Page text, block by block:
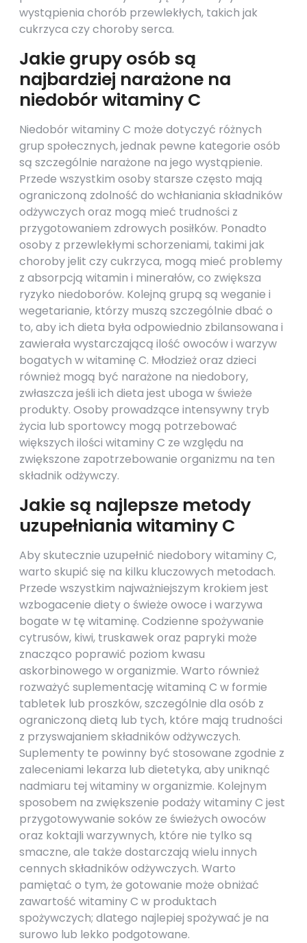
wystąpienia chorób przewlekłych, takich jak
cukrzyca czy choroby serca.
Jakie grupy osób są
najbardziej narażone na
niedobór witaminy C
Niedobór witaminy C może dotyczyć różnych
grup społecznych, jednak pewne kategorie osób
są szczególnie narażone na jego wystąpienie.
Przede wszystkim osoby starsze często mają
ograniczoną zdolność do wchłaniania składników
odżywczych oraz mogą mieć trudności z
przygotowaniem zdrowych posiłków. Ponadto
osoby z przewlekłymi schorzeniami, takimi jak
choroby jelit czy cukrzyca, mogą mieć problemy
z absorpcją witamin i minerałów, co zwiększa
ryzyko niedoborów. Kolejną grupą są weganie i
wegetarianie, którzy muszą szczególnie dbać o
to, aby ich dieta była odpowiednio zbilansowana i
zawierała wystarczającą ilość owoców i warzyw
bogatych w witaminę C. Młodzież oraz dzieci
również mogą być narażone na niedobory,
zwłaszcza jeśli ich dieta jest uboga w świeże
produkty. Osoby prowadzące intensywny tryb
życia lub sportowcy mogą potrzebować
większych ilości witaminy C ze względu na
zwiększone zapotrzebowanie organizmu na ten
składnik odżywczy.
Jakie są najlepsze metody
uzupełniania witaminy C
Aby skutecznie uzupełnić niedobory witaminy C,
warto skupić się na kilku kluczowych metodach.
Przede wszystkim najważniejszym krokiem jest
wzbogacenie diety o świeże owoce i warzywa
bogate w tę witaminę. Codzienne spożywanie
cytrusów, kiwi, truskawek oraz papryki może
znacząco poprawić poziom kwasu
askorbinowego w organizmie. Warto również
rozważyć suplementację witaminą C w formie
tabletek lub proszków, szczególnie dla osób z
ograniczoną dietą lub tych, które mają trudności
z przyswajaniem składników odżywczych.
Suplementy te powinny być stosowane zgodnie z
zaleceniami lekarza lub dietetyka, aby uniknąć
nadmiaru tej witaminy w organizmie. Kolejnym
sposobem na zwiększenie podaży witaminy C jest
przygotowywanie soków ze świeżych owoców
oraz koktajli warzywnych, które nie tylko są
smaczne, ale także dostarczają wielu innych
cennych składników odżywczych. Warto
pamiętać o tym, że gotowanie może obniżać
zawartość witaminy C w produktach
spożywczych; dlatego najlepiej spożywać je na
surowo lub lekko podgotowane.